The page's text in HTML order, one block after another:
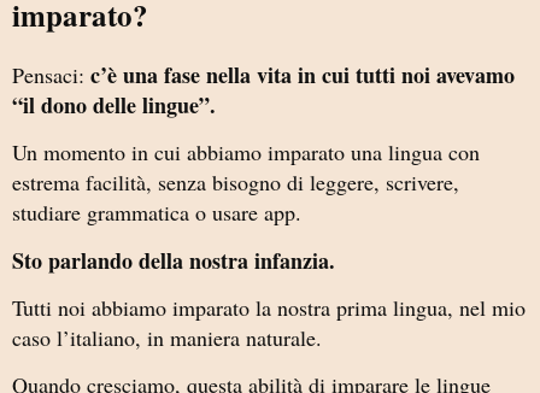
imparato?
Pensaci: c’è una fase nella vita in cui tutti noi avevamo
“il dono delle lingue”.
Un momento in cui abbiamo imparato una lingua con
estrema facilità, senza bisogno di leggere, scrivere,
studiare grammatica o usare app.
Sto parlando della nostra infanzia.
Tutti noi abbiamo imparato la nostra prima lingua, nel mio
caso l’italiano, in maniera naturale.
Quando cresciamo, questa abilità di imparare le lingue